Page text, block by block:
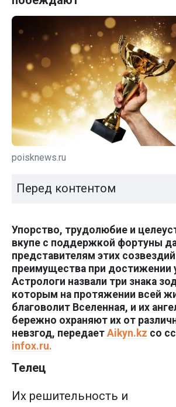
poisknews.ru
Перед контентом
Упорство, трудолюбие и
вкупе с поддержкой фортуны
представителям этих
преимущества при достижении
Астрологи назвали три знака
которым на протяжении всей
благоволит Вселенная, и их
бережно охраняют их от
невзгод, передает Aikyn.kz со
infox.ru.
Телец
Их решительность и